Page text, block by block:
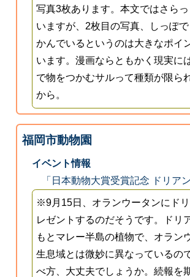
写真3枚あります。本文ではさら
いますが、2枚目の写真、しっぽ
かんでいるというのは大きなポイ
います。漫画ならともかく現実に
で物をつかむサルって種類が限ら
から。
福岡市動物園
イベント情報
「日本動物大賞受賞記念 ドリア
※9月15日、オランウータンにド
レゼントするのだそうです。ドリ
もとマレー半島の植物で、オラン
生息域とは微妙に異なっているの
べ方、大丈夫でしょうか。続報を